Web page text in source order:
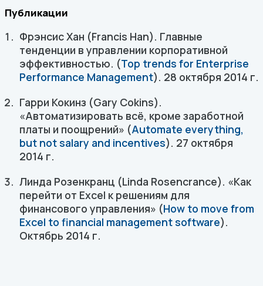
Публикации
Фрэнсис Хан (Francis Han). Главные
тенденции в управлении корпоративной
эффективностью. (Top trends for Enterprise
Performance Management). 28 октября 2014 г.
Гарри Кокинз (Gary Cokins).
«Автоматизировать всё, кроме заработной
платы и поощрений» (Automate everything,
but not salary and incentives). 27 октября
2014 г.
Линда Розенкранц (Linda Rosencrance). «Как
перейти от Excel к решениям для
финансового управления» (How to move from
Excel to financial management software).
Октябрь 2014 г.